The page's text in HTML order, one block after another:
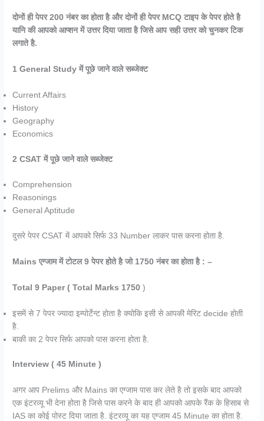
दोनों ही पेपर 200 नंबर का होता है और दोनों ही पेपर MCQ टाइप के पेपर होते है
यानि की आपको आप्शन में उत्तर दिया जाता है जिसे आप सही उत्तर को चुनकर टिक
लगाते है.
1 General Study में पूछे जाने वाले सब्जेक्ट
Current Affairs
History
Geography
Economics
2 CSAT में पूछे जाने वाले सब्जेक्ट
Comprehension
Reasonings
General Aptitude
दुसरे पेपर CSAT में आपको सिर्फ 33 Number लाकर पास करना होता है.
Mains एग्जाम में टोटल 9 पेपर होते है जो 1750 नंबर का होता है : –
Total 9 Paper ( Total Marks 1750)
इसमें से 7 पेपर ज्यादा इम्पोर्टेन्ट होता है क्योकि इसी से आपकी मेरिट decide होती
है.
बाकी का 2 पेपर सिर्फ आपको पास करना होता है.
Interview ( 45 Minute )
अगर आप Prelims और Mains का एग्जाम पास कर लेते है तो इसके बाद आपको
एक इंटरव्यू भी देना होता है जिसे पास करने के बाद ही आपको आपके रैंक के हिसाब से
IAS का कोई पोस्ट दिया जाता है. इंटरव्यू का यह एग्जाम 45 Minute का होता है.